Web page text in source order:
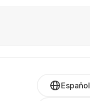
Español